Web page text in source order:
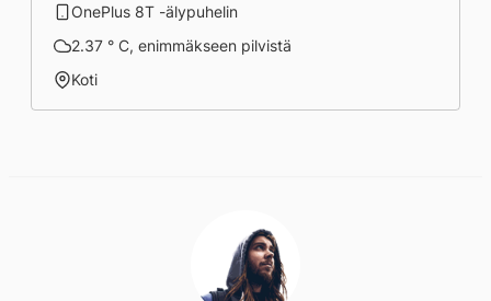
OnePlus 8T -älypuhelin
2.37 ° C, enimmäkseen pilvistä
Koti